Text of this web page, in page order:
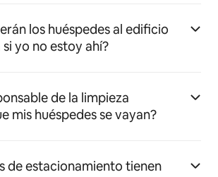
los huéspedes al edificio
yo no estoy ahí?
de la limpieza
mis huéspedes se vayan?
de estacionamiento tienen